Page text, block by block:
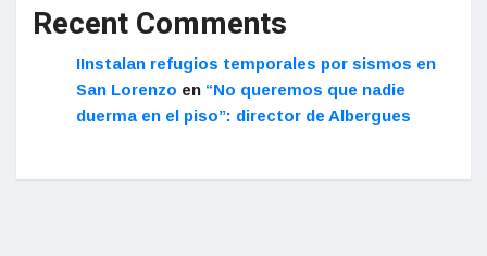
Recent Comments
IInstalan refugios temporales por sismos en
San Lorenzo en “No queremos que nadie
duerma en el piso”: director de Albergues